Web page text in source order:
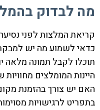
מה לבדוק
קריאת המלצות לפני
כדאי לשמוע מה יש
תוכלו לקבל תמונה מלאה
היינות המומלצים
האם יש צורך בהזמנת
בתפריט לרגישויות